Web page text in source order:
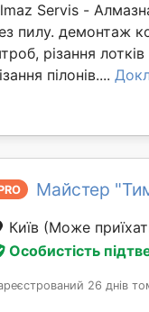
Servis -
пилу. демонтаж
різання лотків
пілонів....
Майстер
Київ (Може
Особистість
26 днів